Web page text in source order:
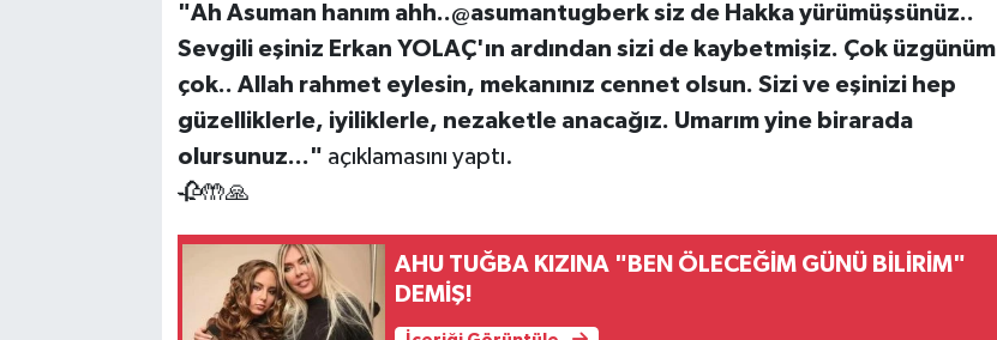
"Ah Asuman hanım ahh..@asumantugberk siz de Hakka yürümüşsünüz..
Sevgili eşiniz Erkan YOLAÇ'ın ardından sizi de kaybetmişiz. Çok üzgünüm
çok.. Allah rahmet eylesin, mekanınız cennet olsun. Sizi ve eşinizi hep
güzelliklerle, iyiliklerle, nezaketle anacağız. Umarım yine birarada
olursunuz..." açıklamasını yaptı.
🥀🤲🙏
AHU TUĞBA KIZINA "BEN ÖLECEĞİM GÜNÜ BİLİRİM"
DEMİŞ!